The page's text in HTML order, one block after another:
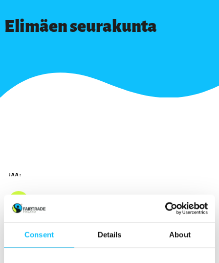
Consent Details About
Elimäen seurakunta
JAA: